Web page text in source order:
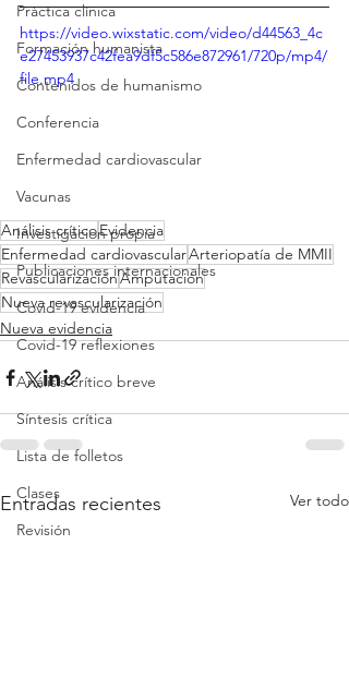
Práctica clínica
Formación humanista
Contenidos de humanismo
Conferencia
Enfermedad cardiovascular
Vacunas
Investigacion propia
Publicaciones internacionales
Covid-19 evidencia
Covid-19 reflexiones
Análisis crítico breve
Síntesis crítica
Lista de folletos
Clases
Revisión
https://video.wixstatic.com/video/d44563_4c
e27453937c42fea9df5c586e872961/720p/mp4/
file.mp4
Análisis críticoEvidencia
Enfermedad cardiovascularArteriopatía de MMII
RevascularizaciónAmputación
Nueva revascularización
Nueva evidencia
Entradas recientes Ver todo